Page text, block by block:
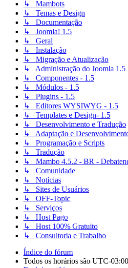
↳ Mambots
↳ Temas e Design
↳ Documentação
↳ Joomla! 1.5
↳ Geral
↳ Instalação
↳ Migração e Atualização
↳ Administração do Joomla 1.5
↳ Componentes - 1.5
↳ Módulos - 1.5
↳ Plugins - 1.5
↳ Editores WYSIWYG - 1.5
↳ Templates e Design- 1.5
↳ Desenvolvimento e Tradução
↳ Adaptação e
↳ Programação e Scripts
↳ Tradução
↳ Mambo 4.5.2 - BR -
↳ Comunidade
↳ Notícias
↳ Sites de Usuários
↳ OFF-Topic
↳ Serviços
↳ Host Pago
↳ Host 100% Gratuito
↳ Consultoria e Trabalho
Índice do fórum
Todos os horários são UTC-03:00